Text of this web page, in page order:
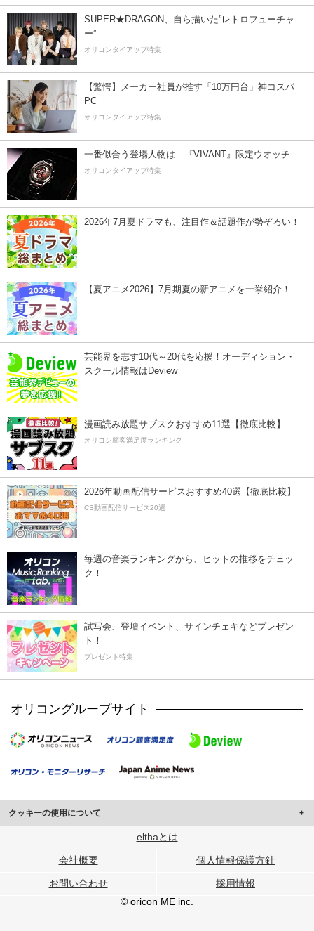
SUPER★DRAGON、自ら描いた”レトロフューチャ
ー”
オリコンタイアップ特集
【驚愕】メーカー社員が推す「10万円台」神コスパ
PC
オリコンタイアップ特集
一番似合う登場人物は…『VIVANT』限定ウオッチ
オリコンタイアップ特集
2026年7月夏ドラマも、注目作＆話題作が勢ぞろい！
【夏アニメ2026】7月期夏の新アニメを一挙紹介！
芸能界を志す10代～20代を応援！オーディション・
スクール情報はDeview
漫画読み放題サブスクおすすめ11選【徹底比較】
オリコン顧客満足度ランキング
2026年動画配信サービスおすすめ40選【徹底比較】
CS動画配信サービス20選
毎週の音楽ランキングから、ヒットの推移をチェッ
ク！
試写会、登壇イベント、サインチェキなどプレゼン
ト！
プレゼント特集
オリコングループサイト
クッキーの使用について
このサイトでは Cookie を使用して、ユーザーに合わせたコンテンツや広告の
行っています。
メディアや広告配信、データ解析の各パートナーに提供しています。
ユーザーが各パートナーのサービスを使用したときに収集した他の情報を組み
elthaとは
会社概要 個人情報保護方針
お問い合わせ
採用情報
© oricon ME inc.